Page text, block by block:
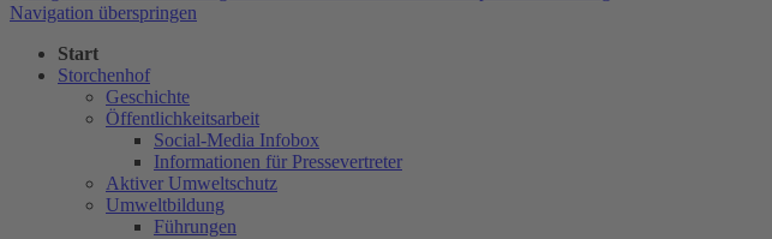
Navigation überspringen
Start
Storchenhof
Geschichte
Öffentlichkeitsarbeit
Social-Media Infobox
Informationen für Pressevertreter
Aktiver Umweltschutz
Umweltbildung
Führungen